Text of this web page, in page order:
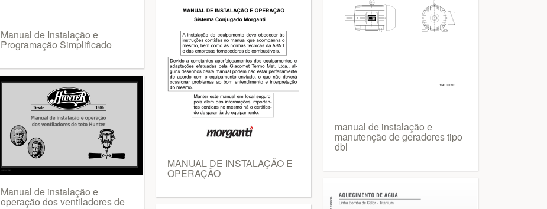
Manual de Instalação e
Programação Simplificado
Manual de instalação e
operação dos ventiladores de
MANUAL DE INSTALAÇÃO E
OPERAÇÃO
manual de instalação e
manutenção de geradores tipo
dbl